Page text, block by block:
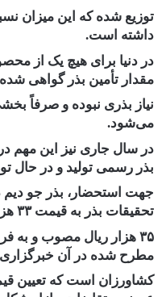
داشته است.
در دنیا برای هیچ یک از
مقدار تأمین بذر گواهی شده
نیاز بذری نبوده و صرفاً
می‌شود.
بذر رسمی تولید و در حال
جهت استحضار، بذر جو
تحقیقات بذر به قیمت ۳۳ هزار ریال و بذر جو آبی
مطرح شده در آن
کشاورزان است که تعیین